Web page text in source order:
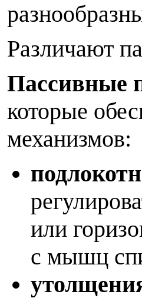
Различают
Пассивные
которые
механизмов:
или
с мышц